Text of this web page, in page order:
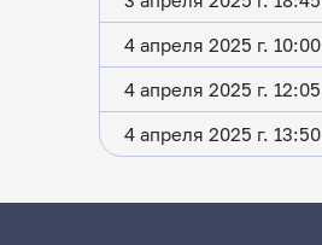
4 апреля 2025 г. 10:00
4 апреля 2025 г. 12:05
4 апреля 2025 г. 13:50